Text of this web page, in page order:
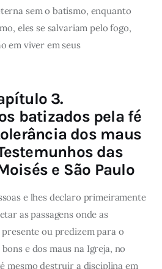
sem o batismo, enquanto
eles se salvariam pelo fogo,
em viver em seus
3.
batizados pela fé
dos maus
das
e São Paulo
e lhes declaro primeiramente
as passagens onde as
ou predizem para o
e dos maus na Igreja, no
mesmo destruir a disciplina em